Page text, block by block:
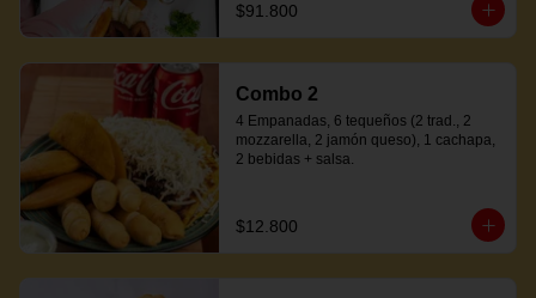
$91.800
Combo 2
4 Empanadas, 6 tequeños (2 trad., 2
mozzarella, 2 jamón queso), 1 cachapa,
2 bebidas + salsa.
$12.800